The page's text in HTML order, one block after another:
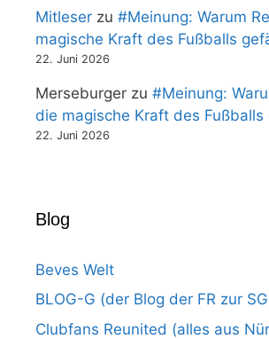
Mitleser zu #Meinung: Warum
magische Kraft des Fußballs
22. Juni 2026
Merseburger zu #Meinung:
die magische Kraft des
22. Juni 2026
Blog
Beves Welt
BLOG-G (der Blog der FR zur
Clubfans Reunited (alles aus